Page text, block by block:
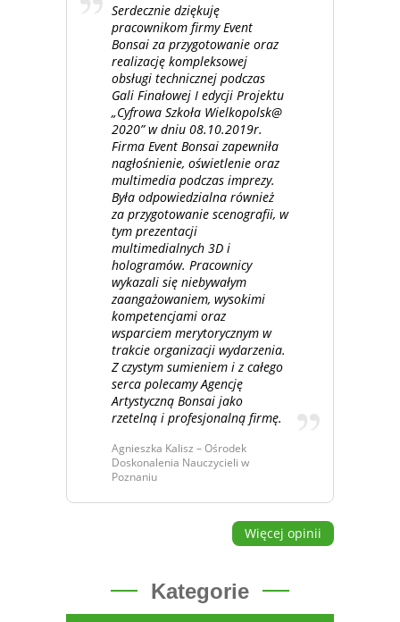
Serdecznie dziękuję
pracownikom firmy Event
Bonsai za przygotowanie oraz
realizację kompleksowej
obsługi technicznej podczas
Gali Finałowej I edycji Projektu
„Cyfrowa Szkoła Wielkopolsk@
2020” w dniu 08.10.2019r.
Firma Event Bonsai zapewniła
nagłośnienie, oświetlenie oraz
multimedia podczas imprezy.
Była odpowiedzialna również
za przygotowanie scenografii, w
tym prezentacji
multimedialnych 3D i
hologramów. Pracownicy
wykazali się niebywałym
zaangażowaniem, wysokimi
kompetencjami oraz
wsparciem merytorycznym w
trakcie organizacji wydarzenia.
Z czystym sumieniem i z całego
serca polecamy Agencję
Artystyczną Bonsai jako
rzetelną i profesjonalną firmę.
Agnieszka Kalisz – Ośrodek
Doskonalenia Nauczycieli w
Poznaniu
Więcej opinii
Kategorie